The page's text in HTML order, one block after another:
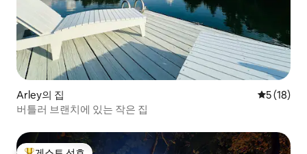
Arley의 집 평점 5점
5 (18)
버틀러 브랜치에 있는 작은 집